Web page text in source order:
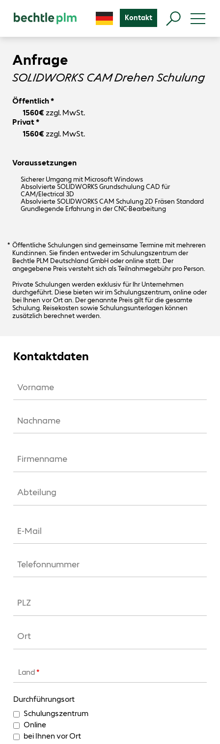
Kontakt
Anfrage
SOLIDWORKS CAM Drehen Schulung
Öffentlich *
1560€ zzgl. MwSt.
Privat *
1560€ zzgl. MwSt.
Voraussetzungen
Sicherer Umgang mit Microsoft Windows
Absolvierte SOLIDWORKS Grundschulung CAD für
CAM/Electrical 3D
Absolvierte SOLIDWORKS CAM Schulung 2D Fräsen Standard
Grundlegende Erfahrung in der CNC-Bearbeitung
Öffentliche Schulungen sind gemeinsame Termine mit mehreren
Kund:innen. Sie finden entweder im Schulungszentrum der
Bechtle PLM Deutschland GmbH oder online statt. Der
angegebene Preis versteht sich als Teilnahmegebühr pro Person.
Private Schulungen werden exklusiv für Ihr Unternehmen
durchgeführt. Diese bieten wir im Schulungszentrum, online oder
bei Ihnen vor Ort an. Der genannte Preis gilt für die gesamte
Schulung. Reisekosten sowie Schulungsunterlagen können
zusätzlich berechnet werden.
Kontaktdaten
Land*
Durchführungsort
Schulungszentrum
Online
bei Ihnen vor Ort